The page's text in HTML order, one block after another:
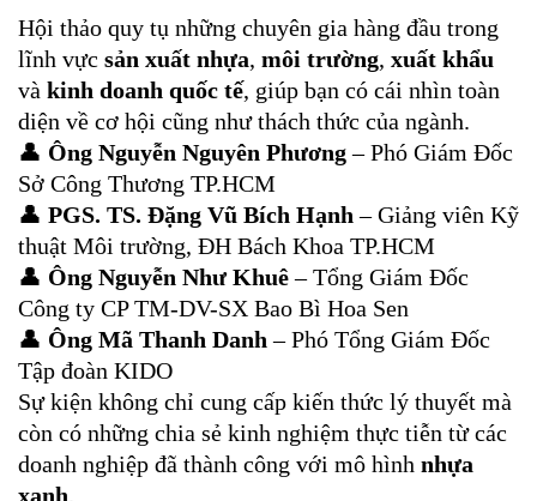
Hội thảo quy tụ những chuyên gia hàng đầu trong
lĩnh vực sản xuất nhựa, môi trường, xuất khẩu
và kinh doanh quốc tế, giúp bạn có cái nhìn toàn
diện về cơ hội cũng như thách thức của ngành.
👤 Ông Nguyễn Nguyên Phương– Phó Giám Đốc
Sở Công Thương TP.HCM
👤 PGS. TS. Đặng Vũ Bích Hạnh – Giảng viên Kỹ
thuật Môi trường, ĐH Bách Khoa TP.HCM
👤 Ông Nguyễn Như Khuê– Tổng Giám Đốc
Công ty CP TM-DV-SX Bao Bì Hoa Sen
👤 Ông Mã Thanh Danh – Phó Tổng Giám Đốc
Tập đoàn KIDO
Sự kiện không chỉ cung cấp kiến thức lý thuyết mà
còn có những chia sẻ kinh nghiệm thực tiễn từ các
doanh nghiệp đã thành công với mô hình nhựa
xanh.